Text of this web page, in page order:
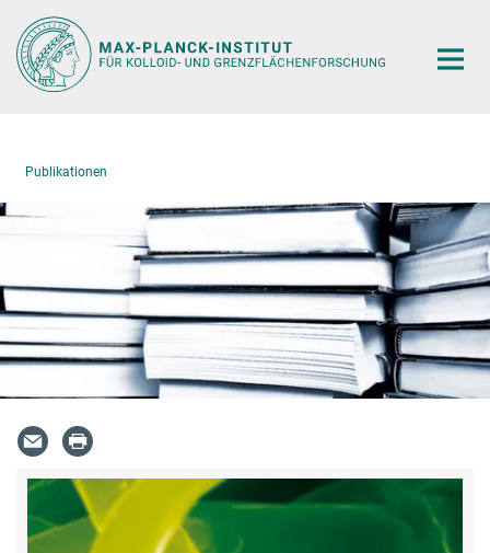
Hauptinhalt
Publikationen